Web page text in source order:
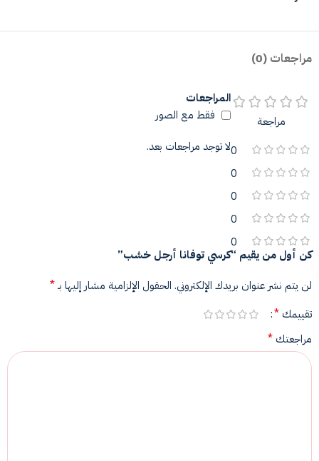
مراجعات (0)
مراجعة
0
0
0
0
0
المراجعات
فقط مع الصور
لا توجد مراجعات بعد.
كن أول من يقيم “كرسي توفانا أرجل خشب”
لن يتم نشر عنوان بريدك الإلكتروني. الحقول الإلزامية مشار إليها بـ*
تقييمك *
مراجعتك *